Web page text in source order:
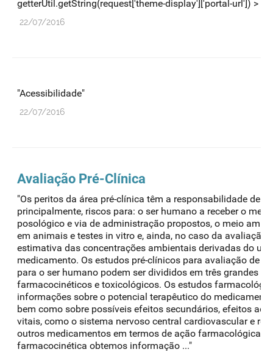
getterUtil.getString(request['theme-display']['portal-url']) > 18
22/07/2016
"Acessibilidade"
22/07/2016
Avaliação Pré-Clínica
"Os peritos da área pré-clínica têm a responsabilidade de
principalmente, riscos para: o ser humano a receber o
posológico e via de administração propostos, o meio
em animais e testes in vitro e, ainda, no caso da avaliação
estimativa das concentrações ambientais derivadas do
medicamento. Os estudos pré-clínicos para avaliação de
para o ser humano podem ser divididos em três grandes
farmacocinéticos e toxicológicos. Os estudos
informações sobre o potencial terapêutico do
bem como sobre possíveis efeitos secundários, efeitos
vitais, como o sistema nervoso central cardiovascular e
outros medicamentos em termos de ação farmacológica.
farmacocinética obtemos informação ..."